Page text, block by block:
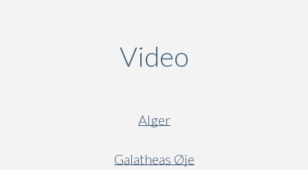
Video
Alger
Galatheas Øje